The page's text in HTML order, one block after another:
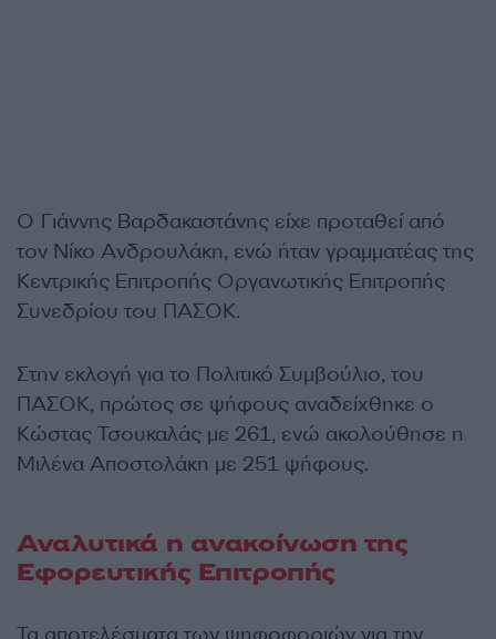
Ο Γιάννης Βαρδακαστάνης είχε προταθεί από
τον Νίκο Ανδρουλάκη, ενώ ήταν γραμματέας της
Κεντρικής Επιτροπής Οργανωτικής Επιτροπής
Συνεδρίου του ΠΑΣΟΚ.
Στην εκλογή για το Πολιτικό Συμβούλιο, του
ΠΑΣΟΚ, πρώτος σε ψήφους αναδείχθηκε ο
Κώστας Τσουκαλάς με 261, ενώ ακολούθησε η
Μιλένα Αποστολάκη με 251 ψήφους.
Αναλυτικά η ανακοίνωση της
Εφορευτικής Επιτροπής